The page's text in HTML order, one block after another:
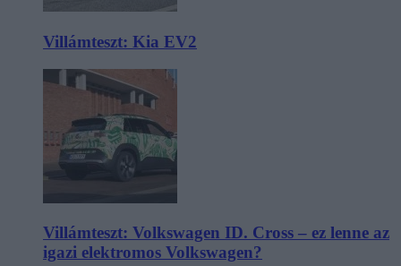
Villámteszt: Kia EV2
Villámteszt: Volkswagen ID. Cross – ez lenne az
igazi elektromos Volkswagen?